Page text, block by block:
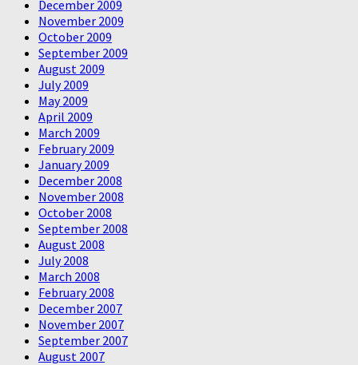
December 2009
November 2009
October 2009
September 2009
August 2009
July 2009
May 2009
April 2009
March 2009
February 2009
January 2009
December 2008
November 2008
October 2008
September 2008
August 2008
July 2008
March 2008
February 2008
December 2007
November 2007
September 2007
August 2007